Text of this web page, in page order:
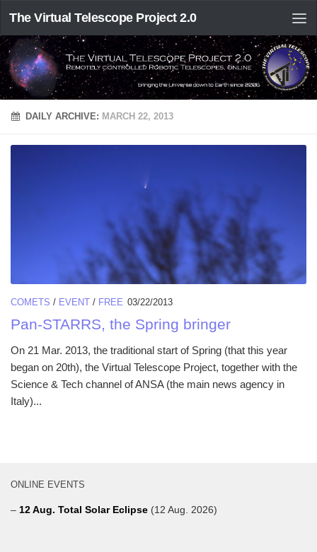
The Virtual Telescope Project 2.0
DAILY ARCHIVE: MARCH 22, 2013
COMETS / EVENT / FREE 03/22/2013
Pan-STARRS, the Spring bringer
On 21 Mar. 2013, the traditional start of Spring (that this year
began on 20th), the Virtual Telescope Project, together with the
Science & Tech channel of ANSA (the main news agency in
Italy)...
ONLINE EVENTS
– 12 Aug. Total Solar Eclipse (12 Aug. 2026)